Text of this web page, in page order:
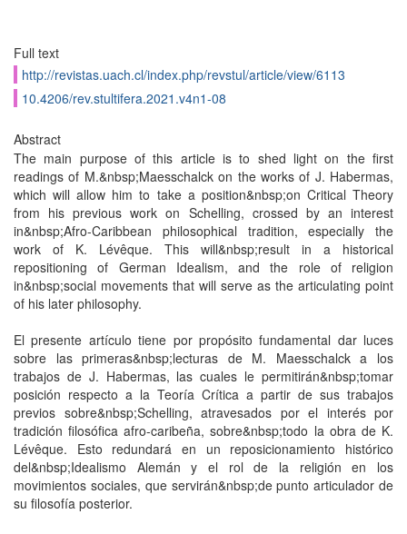
Full text
http://revistas.uach.cl/index.php/revstul/article/view/6113
10.4206/rev.stultifera.2021.v4n1-08
Abstract
The main purpose of this article is to shed light on the first
readings of M.&nbsp;Maesschalck on the works of J. Habermas,
which will allow him to take a position&nbsp;on Critical Theory
from his previous work on Schelling, crossed by an interest
in&nbsp;Afro-Caribbean philosophical tradition, especially the
work of K. Lévêque. This will&nbsp;result in a historical
repositioning of German Idealism, and the role of religion
in&nbsp;social movements that will serve as the articulating point
of his later philosophy.
El presente artículo tiene por propósito fundamental dar luces
sobre las primeras&nbsp;lecturas de M. Maesschalck a los
trabajos de J. Habermas, las cuales le permitirán&nbsp;tomar
posición respecto a la Teoría Crítica a partir de sus trabajos
previos sobre&nbsp;Schelling, atravesados por el interés por
tradición filosófica afro-caribeña, sobre&nbsp;todo la obra de K.
Lévêque. Esto redundará en un reposicionamiento histórico
del&nbsp;Idealismo Alemán y el rol de la religión en los
movimientos sociales, que servirán&nbsp;de punto articulador de
su filosofía posterior.